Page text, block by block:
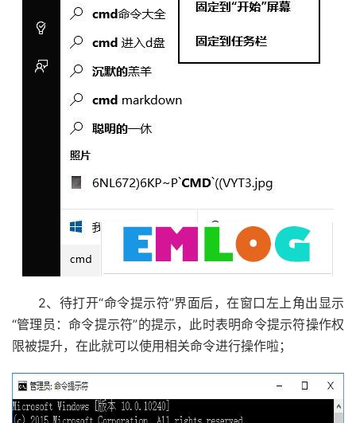
2、待打开“命令提示符”界面后，在窗口左上角出显示
“管理员：命令提示符”的提示，此时表明命令提示符操作权
限被提升，在此就可以使用相关命令进行操作啦；